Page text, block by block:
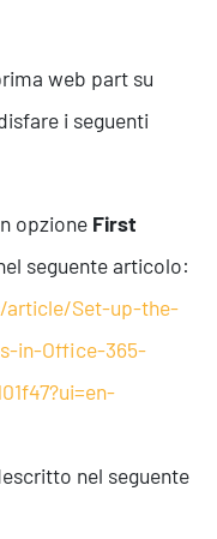
web part su
i seguenti
opzione First
seguente articolo:
Set-up-the-
in-Office-365-
nel seguente